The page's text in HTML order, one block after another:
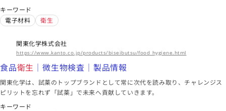
artience株式会社
可食性インキ | 製品・ソリューション | artience
リキッドマスターバッチ | 製品・ソリューション | artience
ノンブリード紫外線遮断マスターバッチ | 製品・ソリューショ
ン | artience
キーワード
電子材料
衛生
関東化学株式会社
https://www.kanto.co.jp/products/biseibutsu/food_hygiene.html
食品衛生 ｜微生物検査｜製品情報
関東化学は、試薬のトップブランドとして常に次代を読み取り、チャレンジス
ピリットを忘れず「試薬」で未来へ貢献していきます。
キーワード